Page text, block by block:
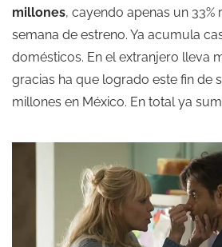
millones, cayendo apenas un 33%
semana de estreno. Ya acumula
domésticos. En el extranjero lleva
gracias ha que logrado este fin de
millones en México. En total ya